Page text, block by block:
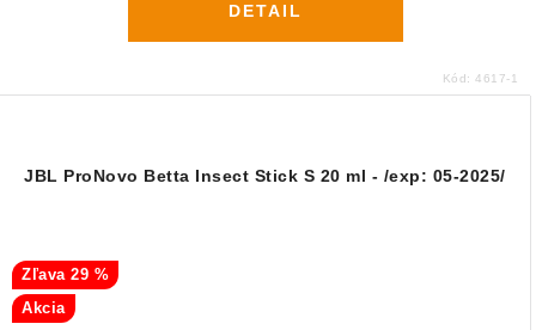
DETAIL
Kód: 4617-1
JBL ProNovo Betta Insect Stick S 20 ml - /exp: 05-2025/
29 %
Akcia